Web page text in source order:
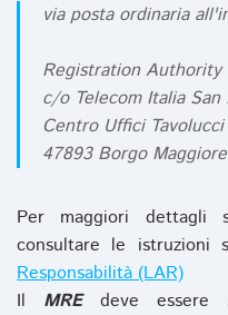
via posta ordinaria
Registration Authority
c/o Telecom Italia San
Centro Uffici
47893 Borgo
Per maggiori dettagli
consultare le istruzioni
Responsabilità (LAR)
Il MREdeve essere